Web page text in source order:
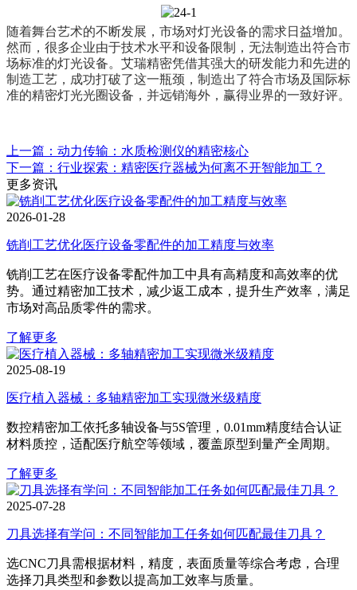
随着舞台艺术的不断发展，市场对灯光设备的需求日益增加。
然而，很多企业由于技术水平和设备限制，无法制造出符合市
场标准的灯光设备。艾瑞精密凭借其强大的研发能力和先进的
制造工艺，成功打破了这一瓶颈，制造出了符合市场及国际标
准的精密灯光光圈设备，并远销海外，赢得业界的一致好评。
上一篇：动力传输：水质检测仪的精密核心
下一篇：行业探索：精密医疗器械为何离不开智能加工？
更多资讯
2026-01-28
铣削工艺优化医疗设备零配件的加工精度与效率
铣削工艺在医疗设备零配件加工中具有高精度和高效率的优
势。通过精密加工技术，减少返工成本，提升生产效率，满足
市场对高品质零件的需求。
了解更多
2025-08-19
医疗植入器械：多轴精密加工实现微米级精度
数控精密加工依托多轴设备与5S管理，0.01mm精度结合认证
材料质控，适配医疗航空等领域，覆盖原型到量产全周期。
了解更多
2025-07-28
刀具选择有学问：不同智能加工任务如何匹配最佳刀具？
选CNC刀具需根据材料，精度，表面质量等综合考虑，合理
选择刀具类型和参数以提高加工效率与质量。